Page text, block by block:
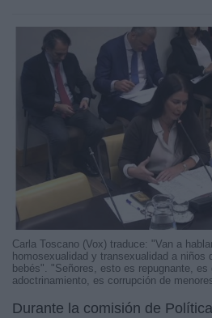
Carla Toscano (Vox) traduce: "Van a
homosexualidad y transexualidad a niños
bebés". "Señores, esto es repugnante,
adoctrinamiento, es corrupción de
Durante la comisión de